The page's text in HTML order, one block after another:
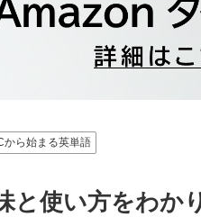
から始まる英単語
と使い方をわ